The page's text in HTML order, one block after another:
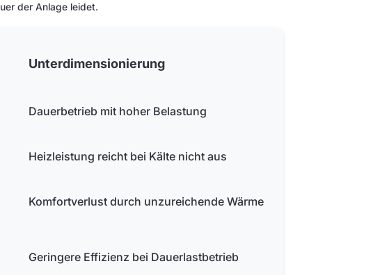
der Anlage leidet.
Unterdimensionierung
Dauerbetrieb mit hoher Belastung
Heizleistung reicht bei Kälte nicht aus
Komfortverlust durch unzureichende Wärme
Geringere Effizienz bei Dauerlastbetrieb